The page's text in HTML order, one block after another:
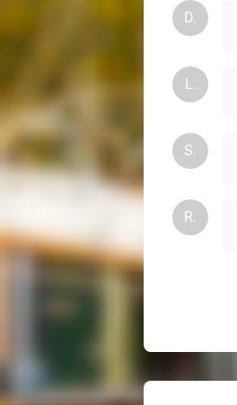
D.
L.
S.
R.